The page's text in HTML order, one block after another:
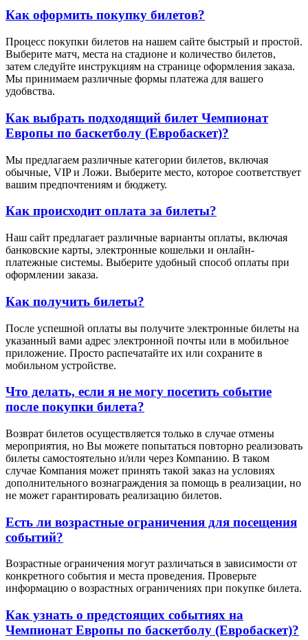
Как оформить покупку билетов?
Процесс покупки билетов на нашем сайте быстрый и простой.
Выберите матч, места на стадионе и количество билетов,
затем следуйте инструкциям на странице оформления заказа.
Мы принимаем различные формы платежа для вашего
удобвства.
Как выбрать подходящий билет Чемпионат
Европы по баскетболу (Евробаскет)?
Мы предлагаем различные категории билетов, включая
обычные, VIP и Ложи. Выберите место, которое соответствует
вашим предпочтениям и бюджету.
Как происходит оплата за билеты?
Наш сайт предлагает различные варианты оплаты, включая
банковские карты, электронные кошельки и онлайн-
платежные системы. Выберите удобный способ оплаты при
оформлении заказа.
Как получить билеты?
После успешной оплаты вы получите электронные билеты на
указанный вами адрес электронной почты или в мобильное
приложение. Просто распечатайте их или сохраните в
мобильном устройстве.
Что делать, если я не могу посетить событие
после покупки билета?
Возврат билетов осуществляется только в случае отмены
мероприятия, но Вы можете попытаться повторно реализовать
билеты самостоятельно и/или через Компанию. В таком
случае Компания может принять такой заказ на условиях
дополнительного вознаграждения за помощь в реализации, но
не может гарантировать реализацию билетов.
Есть ли возрастные ограничения для посещения
событий?
Возрастные ограничения могут различаться в зависимости от
конкретного события и места проведения. Проверьте
информацию о возрастных ограничениях при покупке билета.
Как узнать о предстоящих событиях на
Чемпионат Европы по баскетболу (Евробаскет)?